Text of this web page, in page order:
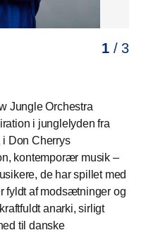
1/ 3
2/ 3
3/ 3
Jungle Orchestra
i junglelyden fra
i Don Cherrys
kontemporær musik –
de har spillet med
fyldt af modsætninger og
anarki, sirligt
til danske